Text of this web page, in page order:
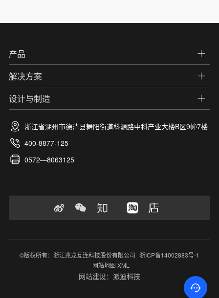
产品
解决方案
设计与制造
浙江省湖州市德清县舞阳街道科源路中科产业大楼B区9幢7楼
400-8877-125
0572—8063125
©版权所有：浙江兆龙互连科技股份有限公司 浙ICP备14002883号-1
网站地图 XML
网站建设：派迪科技